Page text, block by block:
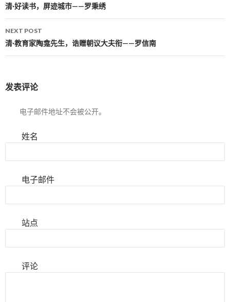
Post navigation
清·好读书，屏迹城市——罗秉绣
NEXT POST
清·教育家陶龛先生，诰赠朝议大夫衔——罗信南
发表评论
电子邮件地址不会被公开。
姓名
电子邮件
站点
评论